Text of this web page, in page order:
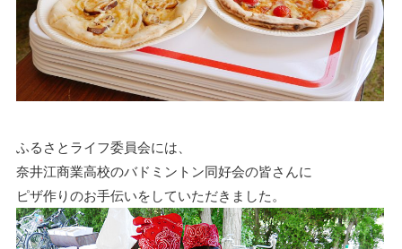
ふるさとライフ委員会には、
奈井江商業高校のバドミントン同好会の皆さんに
ピザ作りのお手伝いをしていただきました。